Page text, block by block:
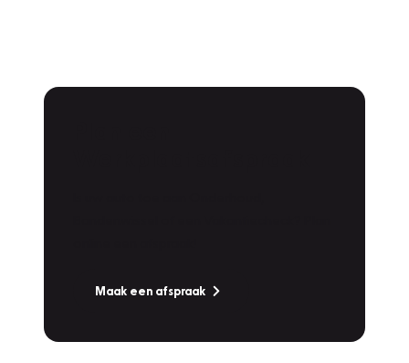
Maak een afspraak